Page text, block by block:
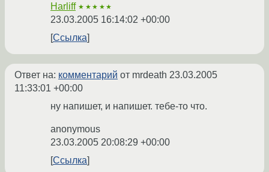
Harliff ★★★★★
23.03.2005 16:14:02 +00:00
Ссылка
Ответ на: комментарий от mrdeath 23.03.2005
11:33:01 +00:00
ну напишет, и напишет. тебе-то что.
anonymous
23.03.2005 20:08:29 +00:00
Ссылка